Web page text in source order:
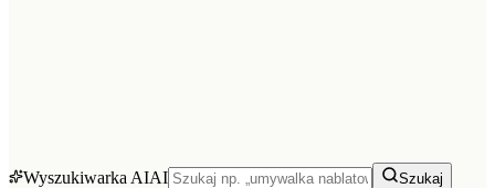
Wyszukiwarka AIAI Szukaj